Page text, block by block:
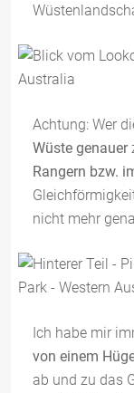
Achtung: Wer
Wüste genauer
Rangern bzw.
nicht mehr
Ich habe mir
von einem
ab und zu das